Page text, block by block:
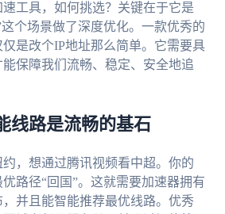
工具，如何挑选？关键在于它是
个场景做了深度优化。一款优秀的
是改个IP地址那么简单。它需要具
保障我们流畅、稳定、安全地追
线路是流畅的基石
，想通过腾讯视频看中超。你的
路径“回国”。这就需要加速器拥有
并且能智能推荐最优线路。优秀